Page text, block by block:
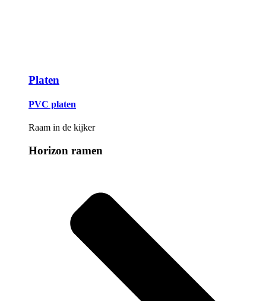
Platen
PVC platen
Raam in de kijker
Horizon ramen